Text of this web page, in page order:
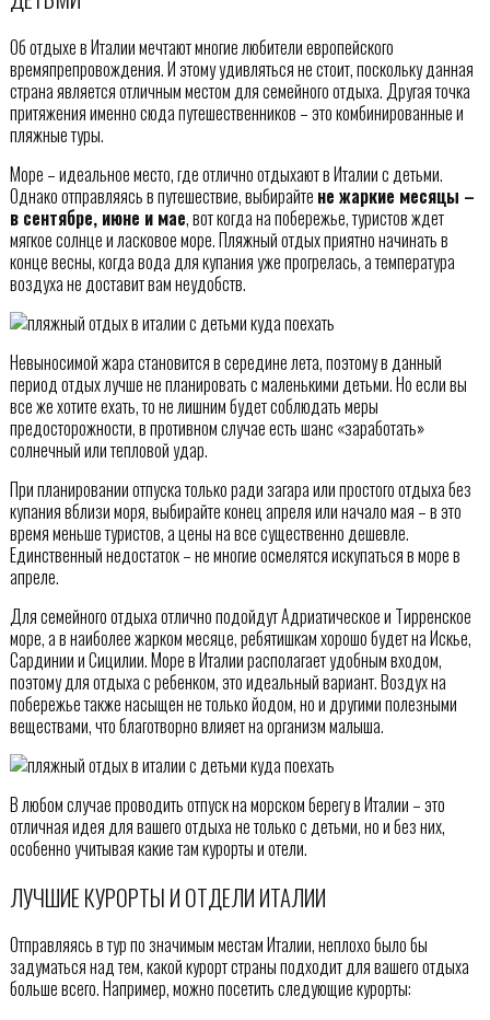
Об отдыхе в Италии мечтают многие любители европейского
времяпрепровождения. И этому удивляться не стоит, поскольку данная
страна является отличным местом для семейного отдыха. Другая точка
притяжения именно сюда путешественников – это комбинированные и
пляжные туры.
Море – идеальное место, где отлично отдыхают в Италии с детьми.
Однако отправляясь в путешествие, выбирайте не жаркие месяцы –
в сентябре, июне и мае, вот когда на побережье, туристов ждет
мягкое солнце и ласковое море. Пляжный отдых приятно начинать в
конце весны, когда вода для купания уже прогрелась, а температура
воздуха не доставит вам неудобств.
Невыносимой жара становится в середине лета, поэтому в данный
период отдых лучше не планировать с маленькими детьми. Но если вы
все же хотите ехать, то не лишним будет соблюдать меры
предосторожности, в противном случае есть шанс «заработать»
солнечный или тепловой удар.
При планировании отпуска только ради загара или простого отдыха без
купания вблизи моря, выбирайте конец апреля или начало мая – в это
время меньше туристов, а цены на все существенно дешевле.
Единственный недостаток – не многие осмелятся искупаться в море в
апреле.
Для семейного отдыха отлично подойдут Адриатическое и Тирренское
море, а в наиболее жарком месяце, ребятишкам хорошо будет на Искье,
Сардинии и Сицилии. Море в Италии располагает удобным входом,
поэтому для отдыха с ребенком, это идеальный вариант. Воздух на
побережье также насыщен не только йодом, но и другими полезными
веществами, что благотворно влияет на организм малыша.
В любом случае проводить отпуск на морском берегу в Италии – это
отличная идея для вашего отдыха не только с детьми, но и без них,
особенно учитывая какие там курорты и отели.
ЛУЧШИЕ КУРОРТЫ И ОТДЕЛИ ИТАЛИИ
Отправляясь в тур по значимым местам Италии, неплохо было бы
задуматься над тем, какой курорт страны подходит для вашего отдыха
больше всего. Например, можно посетить следующие курорты: